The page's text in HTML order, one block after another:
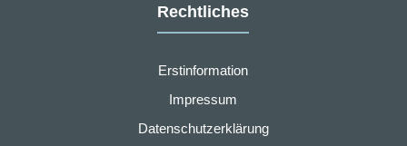
Rechtliches
Erstinformation
Impressum
Datenschutzerklärung